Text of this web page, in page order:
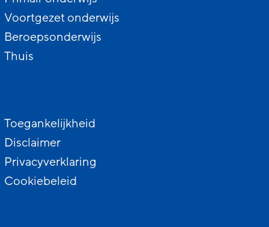
Voortgezet onderwijs
Beroepsonderwijs
Thuis
Toegankelijkheid
Disclaimer
Privacyverklaring
Cookiebeleid